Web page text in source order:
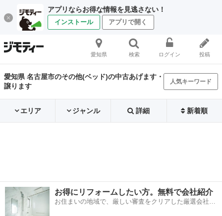
アプリならお得な情報を見逃さない！
インストール アプリで開く
愛知県 検索 ログイン 投稿
愛知県 名古屋市のその他(ベッド)の中古あげます・
譲ります
人気キーワード
エリア ジャンル 詳細 新着順
お得にリフォームしたい方。無料で会社紹介
お住まいの地域で、厳しい審査をクリアした厳選会社を